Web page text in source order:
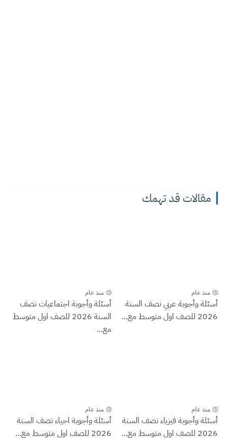
مقالات قد تهمك
منذ عام
أسئلة وأجوبة عربي نصف السنة
2026 للصف اول متوسط مع...
منذ عام
أسئلة وأجوبة اجتماعيات نصف
السنة 2026 للصف اول متوسط
مع...
منذ عام
أسئلة وأجوبة فيزياء نصف السنة
2026 للصف اول متوسط مع...
منذ عام
أسئلة وأجوبة احياء نصف السنة
2026 للصف اول متوسط مع...